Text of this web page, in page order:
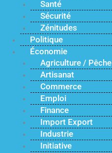
Santé
Sécurité
Zénitudes
Politique
Économie
Agriculture / Pêche
Artisanat
Commerce
Emploi
Finance
Import Export
Industrie
Initiative